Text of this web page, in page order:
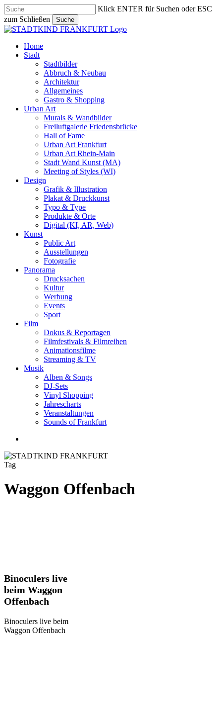
Skip
to
main
content
Klick ENTER für Suchen oder ESC
zum Schließen
Suche
Close
search
Menu
Home
Stadt
Stadtbilder
Abbruch & Neubau
Architektur
Allgemeines
Gastro & Shopping
Urban Art
Murals & Wandbilder
Freiluftgalerie Friedensbrücke
Hall of Fame
Urban Art Frankfurt
Urban Art Rhein-Main
Stadt Wand Kunst (MA)
Meeting of Styles (WI)
Design
Grafik & Illustration
Plakat & Druckkunst
Typo & Type
Produkte & Orte
Digital (KI, AR, Web)
Kunst
Public Art
Ausstellungen
Fotografie
Panorama
Drucksachen
Kultur
Werbung
Events
Sport
Film
Dokus & Reportagen
Filmfestivals & Filmreihen
Animationsfilme
Streaming & TV
Musik
Alben & Songs
DJ-Sets
Vinyl Shopping
Jahrescharts
Veranstaltungen
Sounds of Frankfurt
Tag
Waggon Offenbach
Binoculers
live
beim
Waggon
Binoculers live
beim Waggon
Offenbach
Binoculers live beim
Waggon Offenbach